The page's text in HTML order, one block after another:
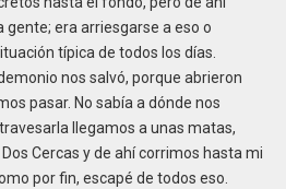
gente; era arriesgarse a eso o
típica de todos los días.
nos salvó, porque abrieron
pasar. No sabía a dónde nos
llegamos a unas matas,
Cercas y de ahí corrimos hasta mi
por fin, escapé de todos eso.